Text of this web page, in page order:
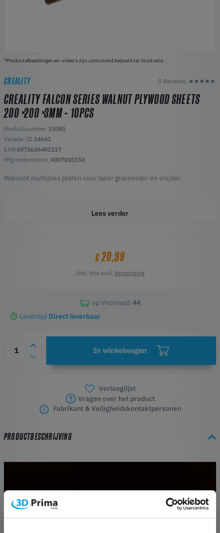
*Productafbeeldingen en -video's zijn uitsluitend bedoeld ter illustratie.
CREALITY 0 Reviews
CREALITY FALCON SERIES WALNUT PLYWOOD SHEETS
200 X 200 X 3MM - 10PCS
Productnummer 31085
Variatie-ID 14641
EAN 6971636401117
Mfg onderdeelnr, 4007010158
Walnoot multiplex platen voor laser graveerder en snijder
Lees verder
€20,99
Incl. btw excl. Verzending
op Voorraad: 44
Levertijd Direct leverbaar
In winkelwagen
Verlanglijst
Vragen over het product
Fabrikant & Veiligheidskontaktpersonen
PRODUCTBESCHRIJVING